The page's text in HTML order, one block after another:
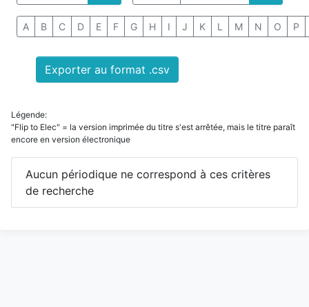
A B C D E F G H I J K L M N O P
Exporter au format .csv
Légende:
"Flip to Elec" = la version imprimée du titre s'est arrêtée, mais le titre paraît
encore en version électronique
Aucun périodique ne correspond à ces critères
de recherche